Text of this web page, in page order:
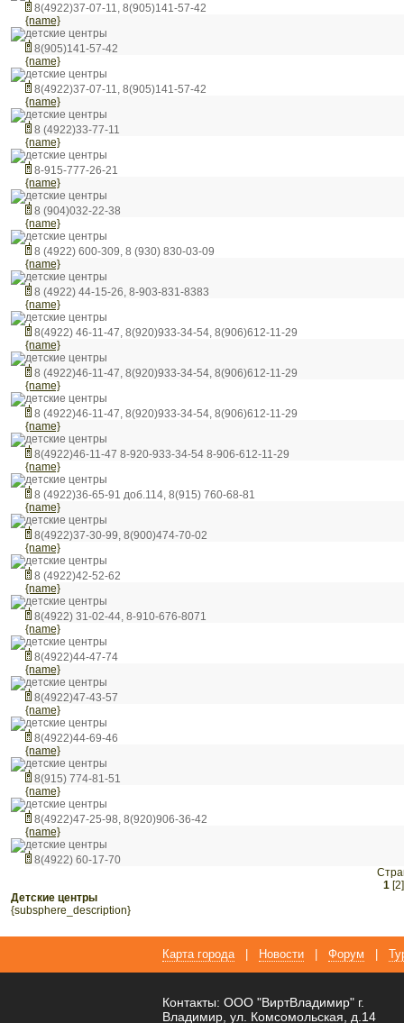
8(4922)37-07-11, 8(905)141-57-42
{name}
детские центры
8(905)141-57-42
{name}
детские центры
8(4922)37-07-11, 8(905)141-57-42
{name}
детские центры
8 (4922)33-77-11
{name}
детские центры
8-915-777-26-21
{name}
детские центры
8 (904)032-22-38
{name}
детские центры
8 (4922) 600-309, 8 (930) 830-03-09
{name}
детские центры
8 (4922) 44-15-26, 8-903-831-8383
{name}
детские центры
8(4922) 46-11-47, 8(920)933-34-54, 8(906)612-11-29
{name}
детские центры
8 (4922)46-11-47, 8(920)933-34-54, 8(906)612-11-29
{name}
детские центры
8 (4922)46-11-47, 8(920)933-34-54, 8(906)612-11-29
{name}
детские центры
8(4922)46-11-47 8-920-933-34-54 8-906-612-11-29
{name}
детские центры
8 (4922)36-65-91 доб.114, 8(915) 760-68-81
{name}
детские центры
8(4922)37-30-99, 8(900)474-70-02
{name}
детские центры
8 (4922)42-52-62
{name}
детские центры
8(4922) 31-02-44, 8-910-676-8071
{name}
детские центры
8(4922)44-47-74
{name}
детские центры
8(4922)47-43-57
{name}
детские центры
8(4922)44-69-46
{name}
детские центры
8(915) 774-81-51
{name}
детские центры
8(4922)47-25-98, 8(920)906-36-42
{name}
детские центры
8(4922) 60-17-70
1 [2]
детские центры
{subsphere_description}
Карта города Новости Форум
Контакты: ООО "ВиртВладимир" г.
Владимир, ул. Комсомольская, д.14